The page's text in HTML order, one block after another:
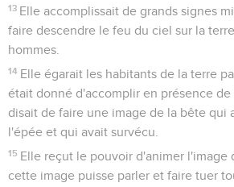
13 Elle accomplissait de grands signes
faire descendre le feu du ciel sur la
hommes.
14 Elle égarait les habitants de la terre
était donné d'accomplir en présence
disait de faire une image de la bête qui
l'épée et qui avait survécu.
15 Elle reçut le pouvoir d'animer l'image
cette image puisse parler et faire tuer